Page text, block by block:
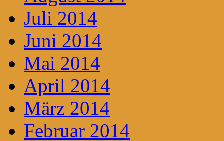
Juli 2014
Juni 2014
Mai 2014
April 2014
März 2014
Februar 2014